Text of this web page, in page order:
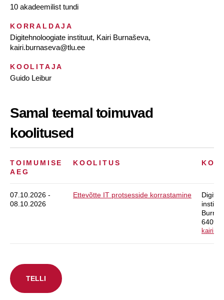
10 akadeemilist tundi
KORRALDAJA
Digitehnoloogiate instituut, Kairi Burnaševa,
kairi.burnaseva@tlu.ee
KOOLITAJA
Guido Leibur
Samal teemal toimuvad
koolitused
TOIMUMISE
AEG
KOOLITUS
07.10.2026 -
08.10.2026
Ettevõtte IT protsesside korrastamine
TELLI